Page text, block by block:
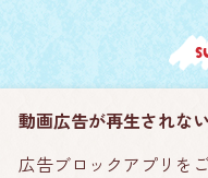
動画広告が再生されない
広告ブロックアプリを